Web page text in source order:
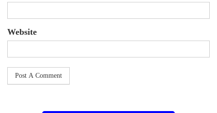
Website